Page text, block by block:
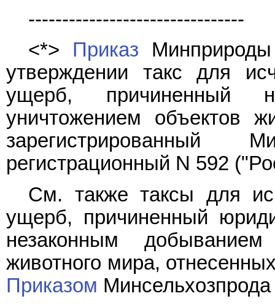
--------------------------------
<*> Приказ
утверждении такс для
ущерб, причиненный
уничтожением объектов
регистрационный N 592
См. также таксы для
ущерб, причиненный
незаконным
животного мира,
Приказом